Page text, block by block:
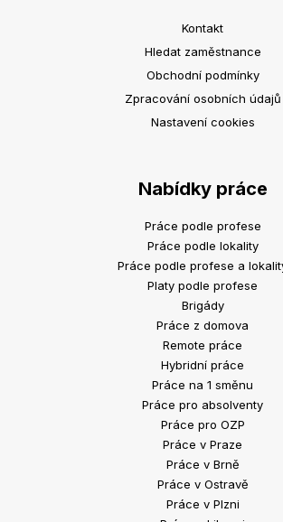
Kontakt
Hledat zaměstnance
Obchodní podmínky
Zpracování osobních údajů
Nastavení cookies
Nabídky práce
Práce podle profese
Práce podle lokality
Práce podle profese a
Platy podle profese
Brigády
Práce z domova
Remote práce
Hybridní práce
Práce na 1 směnu
Práce pro absolventy
Práce pro OZP
Práce v Praze
Práce v Brně
Práce v Ostravě
Práce v Plzni